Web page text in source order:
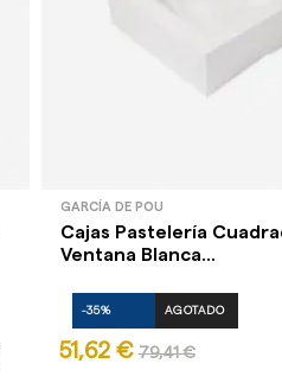
GARCÍA DE POU
Cajas Pastelería
Ventana Blanca...
-35% AGOTADO
51,62 € 79,41 €